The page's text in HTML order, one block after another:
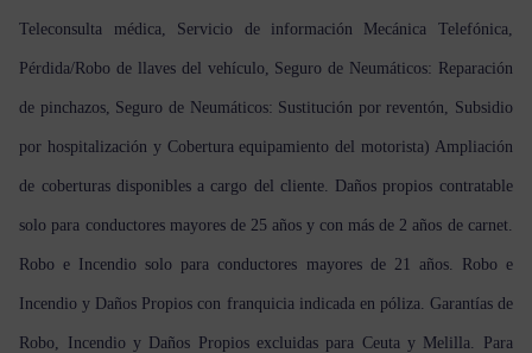
Teleconsulta médica, Servicio de información Mecánica Telefónica,
Pérdida/Robo de llaves del vehículo, Seguro de Neumáticos: Reparación
de pinchazos, Seguro de Neumáticos: Sustitución por reventón, Subsidio
por hospitalización y Cobertura equipamiento del motorista) Ampliación
de coberturas disponibles a cargo del cliente. Daños propios contratable
solo para conductores mayores de 25 años y con más de 2 años de carnet.
Robo e Incendio solo para conductores mayores de 21 años. Robo e
Incendio y Daños Propios con franquicia indicada en póliza. Garantías de
Robo, Incendio y Daños Propios excluidas para Ceuta y Melilla. Para